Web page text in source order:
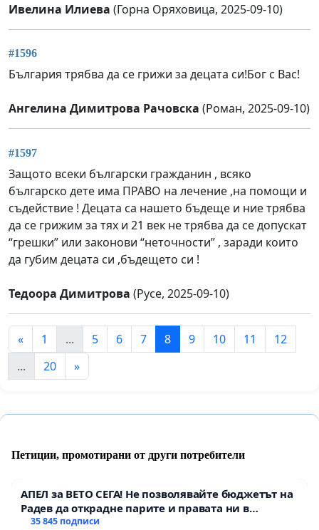
Ивелина Илиева (Горна Оряховица, 2025-09-10)
#1596
България трябва да се грижи за децата си!Бог с Вас!
Ангелина Димитрова Рачовска (Роман, 2025-09-10)
#1597
Защото всеки български гражданин , всяко
българско дете има ПРАВО на лечение ,на помощи и
съдействие ! Децата са нашето бъдеще и ние трябва
да се грижим за тях и 21 век не трябва да се допускат
“грешки” или законови “неточности” , заради които
да губим децата си ,бъдещето си !
Тедоора Димитрова (Русе, 2025-09-10)
« 1 ... 5 6 7 8 9 10 11
12
...
20 »
Петиции, промотирани от други потребители
АПЕЛ за ВЕТО СЕГА! Не позволявайте бюджетът на
Радев да открадне парите и правата ни в
тъмното
35 845 подписи